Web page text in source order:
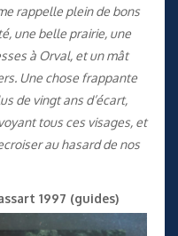
rappelle plein de bons
une belle prairie, une
à Orval, et un mât
Une chose frappante
de vingt ans d’écart,
tous ces visages, et
au hasard de nos
1997 (guides)